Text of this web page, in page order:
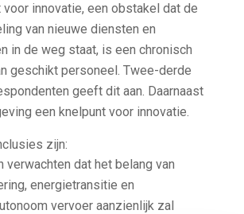
voor innovatie, een obstakel dat de
van nieuwe diensten en
in de weg staat, is een chronisch
geschikt personeel. Twee-derde
geeft dit aan. Daarnaast
een knelpunt voor innovatie.
zijn:
verwachten dat het belang van
energietransitie en
vervoer aanzienlijk zal